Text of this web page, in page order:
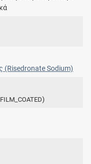
(Risedronate Sodium)
)